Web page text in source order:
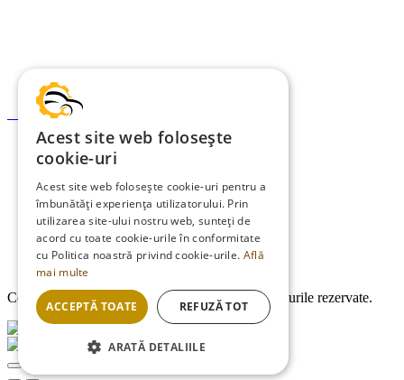
Politica de ramburs și retur
Formular de retur
Garanții
Termeni și condiții
Politica de Cookies
Politica de confidențialitate
Copyright © 2013-2026
EDMauto.roToate drepturile rezervate.
Acest site web folosește
cookie-uri
Acest site web folosește cookie-uri pentru a
îmbunătăți experiența utilizatorului. Prin
utilizarea site-ului nostru web, sunteți de
acord cu toate cookie-urile în conformitate
cu Politica noastră privind cookie-urile. Află
mai multe
ACCEPTĂ TOATE REFUZĂ TOT
ARATĂ DETALIILE